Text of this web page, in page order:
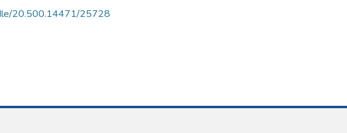
20.500.14471/25728